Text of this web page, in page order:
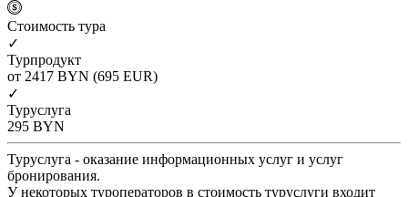
Cтоимость тура
✓
Турпродукт
от 2417 BYN (695 EUR)
✓
Туруслуга
295 BYN
Туруслуга - оказание информационных услуг и услуг
бронирования.
У некоторых туроператоров в стоимость туруслуги входит